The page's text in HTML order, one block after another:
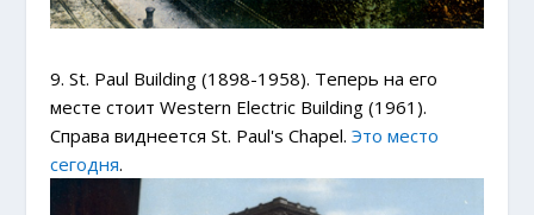
9. St. Paul Building (1898-1958). Теперь на его
месте стоит Western Electric Building (1961).
Справа виднеется St. Paul's Chapel.Это место
сегодня.